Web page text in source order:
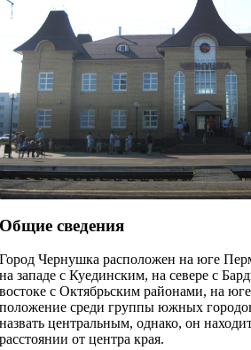
Общие сведения
Город Чернушка расположен на юге
на западе с Куединским, на севере с
востоке с Октябрьским районами, на
положение среди группы южных
назвать центральным, однако, он
расстоянии от центра края.